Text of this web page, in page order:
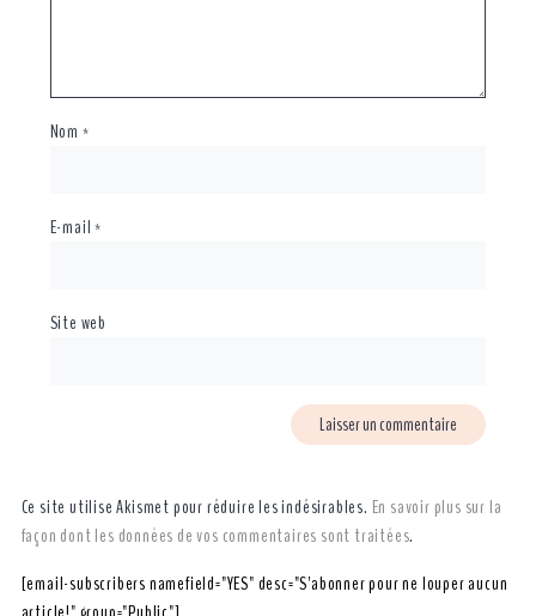
Nom *
E-mail*
Site web
Ce site utilise Akismet pour réduire les indésirables. En savoir plus sur la
façon dont les données de vos commentaires sont traitées.
[email-subscribers namefield="YES" desc="S'abonner pour ne louper aucun